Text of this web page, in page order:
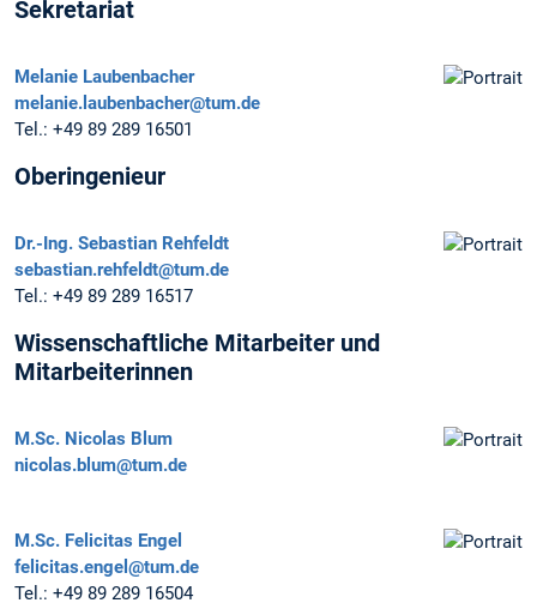
Sekretariat
Melanie Laubenbacher
melanie.laubenbacher@tum.de
Tel.: +49 89 289 16501
Oberingenieur
Dr.-Ing. Sebastian Rehfeldt
sebastian.rehfeldt@tum.de
Tel.: +49 89 289 16517
Wissenschaftliche Mitarbeiter und
Mitarbeiterinnen
M.Sc. Nicolas Blum
nicolas.blum@tum.de
M.Sc. Felicitas Engel
felicitas.engel@tum.de
Tel.: +49 89 289 16504